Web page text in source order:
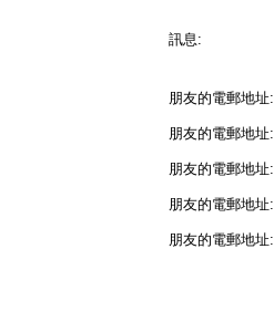
訊息:
朋友的電郵地址:
朋友的電郵地址:
朋友的電郵地址:
朋友的電郵地址:
朋友的電郵地址: